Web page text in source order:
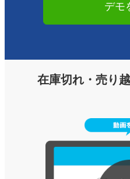
デモ
在庫切れ・売り